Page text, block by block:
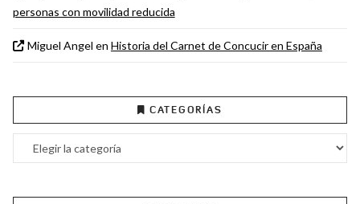
personas con movilidad reducida
Miguel Angel en Historia del Carnet de Concucir en España
CATEGORÍAS
Categorías